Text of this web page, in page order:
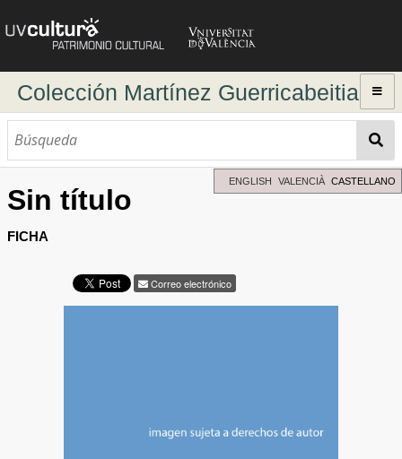
Colección Martínez Guerricabeitia
Explorar
Búsqueda avanzada
Directorio de autores
ENGLISH VALENCIÀ CASTELLANO
Sin título
FICHA
Correo electrónico